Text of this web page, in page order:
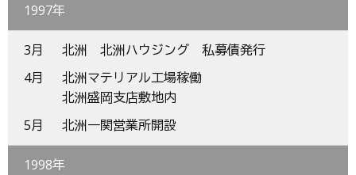
1997年
3月
北洲 北洲ハウジング 私募債発行
4月
北洲マテリアル工場稼働
北洲盛岡支店敷地内
5月
北洲一関営業所開設
1998年